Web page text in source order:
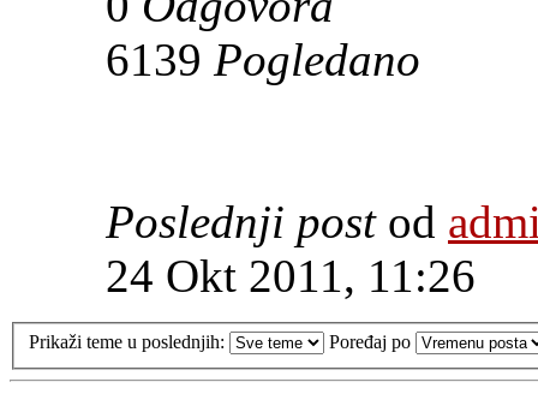
6139 Pogledano
Poslednji post od
24 Okt 2011, 11:26
Prikaži teme u poslednjih: Poređaj po